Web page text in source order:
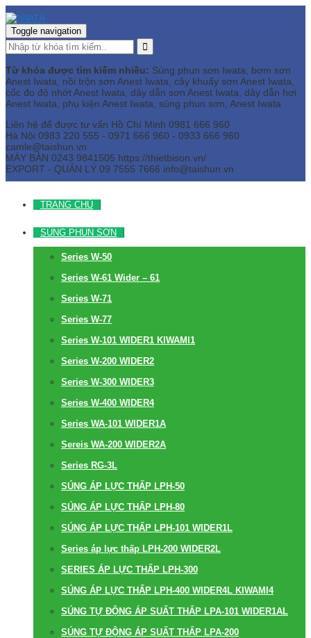
Toggle navigation
Từ khóa được tìm kiếm nhiều: Súng phun sơn Iwata, bơm sơn
Anest Iwata, nồi trộn sơn Anest Iwata, cây khuấy sơn Anest Iwata,
cốc đo độ nhớt Anest Iwata, dây dẫn sơn Anest Iwata, dây dẫn hơi
Anest Iwata, phụ kiện Anest Iwata, súng phun sơn, Anest Iwata
Liên hệ để được tư vấn Hồ Chí Minh 0981 666 960
Hà Nội 0983 220 555 - 0971 666 960 - 0933 666 960
camle@taishun.vn
MÁY BÀN 0243 9841505 https://thietbison.vn/
EXPORT - QUẢN LÝ 09 7555 7666 info@taishun.vn
TRANG CHỦ
SÚNG PHUN SƠN
Series W-50
Series W-61 Wider – 61
Series W-71
Series W-77
Series W-101 WIDER1 KIWAMI1
Series W-200 WIDER2
Series W-300 WIDER3
Series W-400 WIDER4
Series WA-101 WIDER1A
Sereis WA-200 WIDER2A
Series RG-3L
SÚNG ÁP LỰC THẤP LPH-50
SÚNG ÁP LỰC THẤP LPH-80
SÚNG ÁP LỰC THẤP LPH-101 WIDER1L
Series áp lực thấp LPH-200 WIDER2L
SERIES ÁP LỰC THẤP LPH-300
SÚNG ÁP LỰC THẤP LPH-400 WIDER4L KIWAMI4
SÚNG TỰ ĐỘNG ÁP SUẤT THẤP LPA-101 WIDER1AL
SÚNG TỰ ĐỘNG ÁP SUẤT THẤP LPA-200